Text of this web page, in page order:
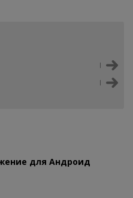
для Андроид